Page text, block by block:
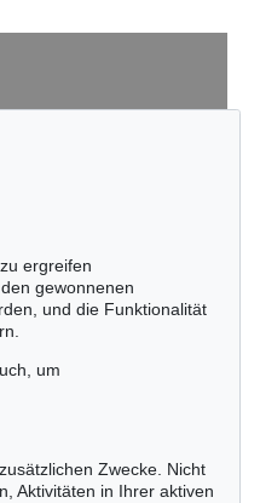
545 - Lot 26
WARHOL
Beuys, 1982
€ 317.500
anmelden >
ergreifen
gewonnenen
und die Funktionalität
um
Zwecke. Nicht
Aktivitäten in Ihrer aktiven